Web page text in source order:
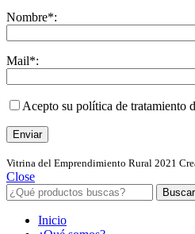
Nombre*:
Mail*:
Acepto su política de tratamiento
Vitrina del Emprendimiento Rural 2021
Close
Buscar
Inicio